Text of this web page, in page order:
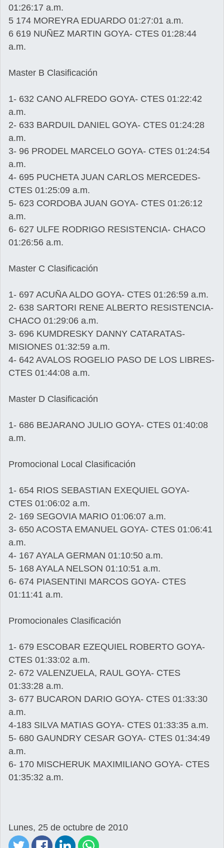
01:26:17 a.m.
5 174 MOREYRA EDUARDO 01:27:01 a.m.
6 619 NUÑEZ MARTIN GOYA- CTES 01:28:44
a.m.
Master B Clasificación
1- 632 CANO ALFREDO GOYA- CTES 01:22:42
a.m.
2- 633 BARDUIL DANIEL GOYA- CTES 01:24:28
a.m.
3- 96 PRODEL MARCELO GOYA- CTES 01:24:54
a.m.
4- 695 PUCHETA JUAN CARLOS MERCEDES-
CTES 01:25:09 a.m.
5- 623 CORDOBA JUAN GOYA- CTES 01:26:12
a.m.
6- 627 ULFE RODRIGO RESISTENCIA- CHACO
01:26:56 a.m.
Master C Clasificación
1- 697 ACUÑA ALDO GOYA- CTES 01:26:59 a.m.
2- 638 SARTORI RENE ALBERTO RESISTENCIA-
CHACO 01:29:06 a.m.
3- 696 KUMDRESKY DANNY CATARATAS-
MISIONES 01:32:59 a.m.
4- 642 AVALOS ROGELIO PASO DE LOS LIBRES-
CTES 01:44:08 a.m.
Master D Clasificación
1- 686 BEJARANO JULIO GOYA- CTES 01:40:08
a.m.
Promocional Local Clasificación
1- 654 RIOS SEBASTIAN EXEQUIEL GOYA-
CTES 01:06:02 a.m.
2- 169 SEGOVIA MARIO 01:06:07 a.m.
3- 650 ACOSTA EMANUEL GOYA- CTES 01:06:41
a.m.
4- 167 AYALA GERMAN 01:10:50 a.m.
5- 168 AYALA NELSON 01:10:51 a.m.
6- 674 PIASENTINI MARCOS GOYA- CTES
01:11:41 a.m.
Promocionales Clasificación
1- 679 ESCOBAR EZEQUIEL ROBERTO GOYA-
CTES 01:33:02 a.m.
2- 672 VALENZUELA, RAUL GOYA- CTES
01:33:28 a.m.
3- 677 BUCARON DARIO GOYA- CTES 01:33:30
a.m.
4-183 SILVA MATIAS GOYA- CTES 01:33:35 a.m.
5- 680 GAUNDRY CESAR GOYA- CTES 01:34:49
a.m.
6- 170 MISCHERUK MAXIMILIANO GOYA- CTES
01:35:32 a.m.
Lunes, 25 de octubre de 2010